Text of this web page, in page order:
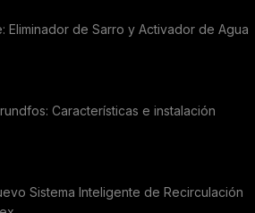
Eliminador de Sarro y Activador de Agua
Características e instalación
Sistema Inteligente de Recirculación